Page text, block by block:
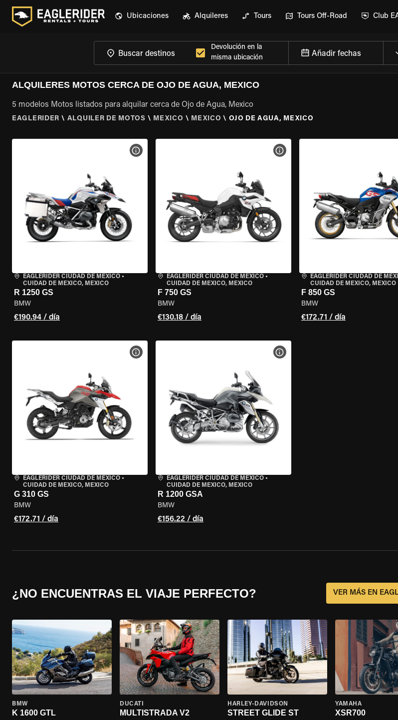
Ubicaciones Alquileres Tours Tours Off-Road Club
Devolución en la
misma ubicación
Añadir fechas
ALQUILERES MOTOS CERCA DE OJO DE AGUA, MEXICO
5 modelos Motos listados para alquilar cerca de Ojo de Agua, Mexico
EAGLERIDER \ ALQUILER DE MOTOS \ MEXICO \ MEXICO \ OJO DE AGUA, MEXICO
EAGLERIDER CIUDAD DE MÉXICO •
CUIDAD DE MEXICO, MEXICO
R 1250 GS
BMW
€190.94 / día
VER ESPECIFICACIONES DE LA MOTO
EAGLERIDER CIUDAD DE MÉXICO•
CUIDAD DE MEXICO, MEXICO
F 750 GS
BMW
€130.18 / día
VER ESPECIFICACIONES DE LA MOTO
EAGLERIDER CIUDAD DE
CUIDAD DE MEXICO, MEXICO
F 850 GS
BMW
€172.71 / día
EAGLERIDER CIUDAD DE MÉXICO •
CUIDAD DE MEXICO, MEXICO
G 310 GS
BMW
€172.71 / día
VER ESPECIFICACIONES DE LA MOTO
EAGLERIDER CIUDAD DE MÉXICO•
CUIDAD DE MEXICO, MEXICO
R 1200 GSA
BMW
€156.22 / día
VER ESPECIFICACIONES DE LA MOTO
¿NO ENCUENTRAS EL VIAJE PERFECTO? VER MÁS EN
BMW
K 1600 GTL
DUCATI
MULTISTRADA V2
HARLEY-DAVIDSON
STREET GLIDE ST
YAMAHA
XSR700